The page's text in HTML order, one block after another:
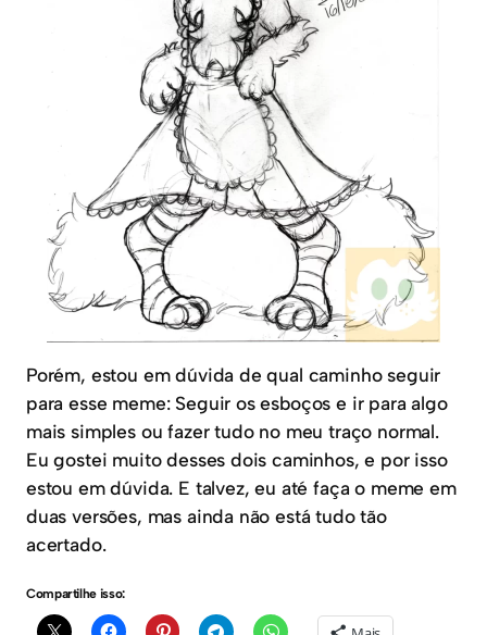
Porém, estou em dúvida de qual caminho seguir
para esse meme: Seguir os esboços e ir para algo
mais simples ou fazer tudo no meu traço normal.
Eu gostei muito desses dois caminhos, e por isso
estou em dúvida. E talvez, eu até faça o meme em
duas versões, mas ainda não está tudo tão
acertado.
Compartilhe isso: